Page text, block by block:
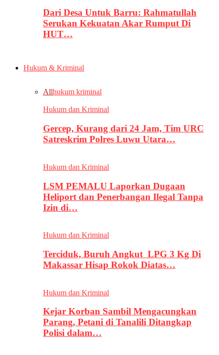
Dari Desa Untuk Barru: Rahmatullah
Serukan Kekuatan Akar Rumput Di
HUT…
Hukum & Kriminal
Allhukum kriminal
Hukum dan Kriminal
Gercep, Kurang dari 24 Jam, Tim URC
Satreskrim Polres Luwu Utara…
Hukum dan Kriminal
LSM PEMALU Laporkan Dugaan
Heliport dan Penerbangan Ilegal Tanpa
Izin di…
Hukum dan Kriminal
Terciduk, Buruh Angkut LPG 3 Kg Di
Makassar Hisap Rokok Diatas…
Hukum dan Kriminal
Kejar Korban Sambil Mengacungkan
Parang, Petani di Tanalili Ditangkap
Polisi dalam…